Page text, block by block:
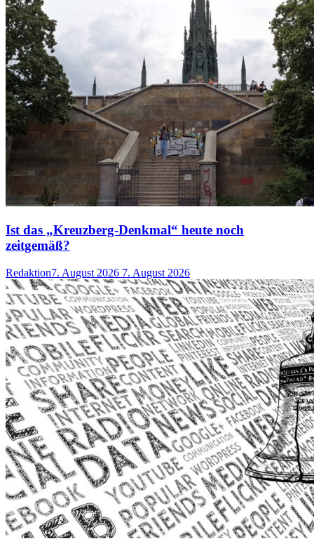
Ist das „Kreuzberg-Denkmal“ heute noch
zeitgemäß?
Redaktion7. August 2026 7. August 2026